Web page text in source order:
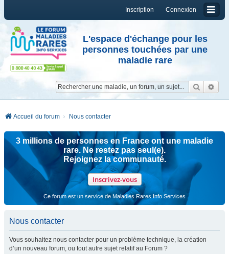
Connexion
Inscription
L'espace d'échange pour les
personnes touchées par une
maladie rare
Accueil du forum Nous contacter
3 millions de personnes en France ont une maladie
rare. Ne restez pas seul(e).
Rejoignez la communauté.
Inscrivez-vous
Ce forum est un service de Maladies Rares Info Services
Nous contacter
Vous souhaitez nous contacter pour un problème technique, la création
d’un nouveau forum, ou tout autre sujet relatif au Forum ?